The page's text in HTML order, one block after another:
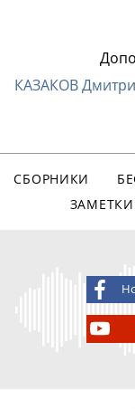
КАЗАКОВ
СБОРНИКИ
ЗАМЕТКИ